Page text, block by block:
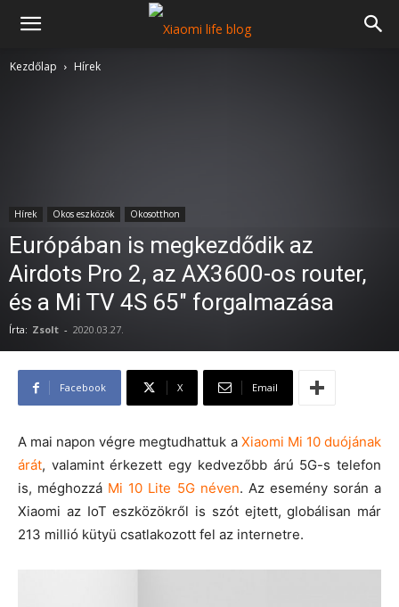
Kezdőlap Hírek
Hírek Okos eszközök Okosotthon
Európában is megkezdődik az
Airdots Pro 2, az AX3600-os router,
és a Mi TV 4S 65″ forgalmazása
Írta: Zsolt - 2020.03.27.
Facebook X Email
A mai napon végre megtudhattuk a Xiaomi Mi 10 duójának
árát, valamint érkezett egy kedvezőbb árú 5G-s telefon
is, méghozzá Mi 10 Lite 5G néven. Az esemény során a
Xiaomi az IoT eszközökről is szót ejtett, globálisan már
213 millió kütyü csatlakozott fel az internetre.